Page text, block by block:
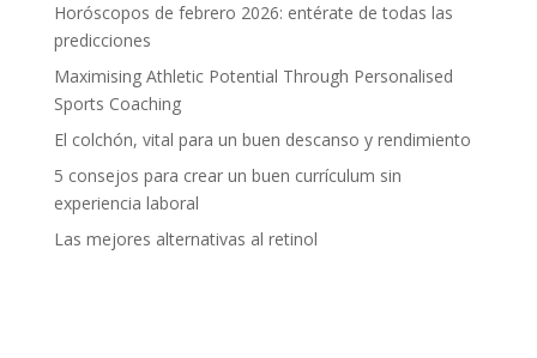
Horóscopos de febrero 2026: entérate de todas las
predicciones
Maximising Athletic Potential Through Personalised
Sports Coaching
El colchón, vital para un buen descanso y rendimiento
5 consejos para crear un buen currículum sin
experiencia laboral
Las mejores alternativas al retinol